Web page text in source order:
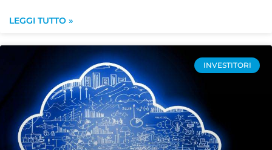
LEGGI TUTTO »
INVESTITORI